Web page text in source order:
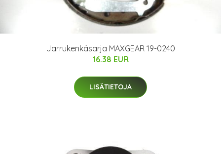
Jarrukenkäsarja MAXGEAR 19-0240
16.38 EUR
LISÄTIETOJA